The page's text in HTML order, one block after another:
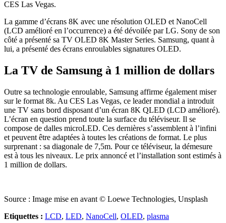
CES Las Vegas.
La gamme d’écrans 8K avec une résolution OLED et NanoCell
(LCD amélioré en l’occurrence) a été dévoilée par LG. Sony de son
côté a présenté sa TV OLED 8K Master Series. Samsung, quant à
lui, a présenté des écrans enroulables signatures OLED.
La TV de Samsung à 1 million de dollars
Outre sa technologie enroulable, Samsung affirme également miser
sur le format 8k. Au CES Las Vegas, ce leader mondial a introduit
une TV sans bord disposant d’un écran 8K QLED (LCD amélioré).
L’écran en question prend toute la surface du téléviseur. Il se
compose de dalles microLED. Ces dernières s’assemblent à l’infini
et peuvent être adaptées à toutes les créations de format. Le plus
surprenant : sa diagonale de 7,5m. Pour ce téléviseur, la démesure
est à tous les niveaux. Le prix annoncé et l’installation sont estimés à
1 million de dollars.
Source : Image mise en avant © Loewe Technologies, Unsplash
Etiquettes : LCD, LED, NanoCell, OLED, plasma